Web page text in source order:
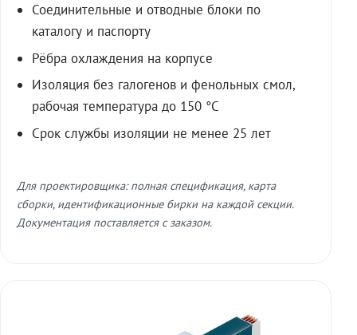
Соединительные и отводные блоки по
каталогу и паспорту
Рёбра охлаждения на корпусе
Изоляция без галогенов и фенольных смол,
рабочая температура до 150 °C
Срок службы изоляции не менее 25 лет
Для проектировщика: полная спецификация, карта
сборки, идентификационные бирки на каждой секции.
Документация поставляется с заказом.